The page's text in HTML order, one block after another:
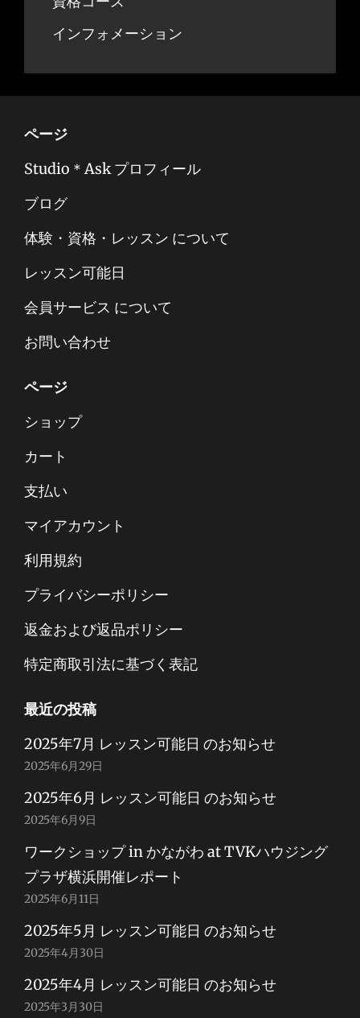
インフォメーション
ページ
Studio＊Ask プロフィール
ブログ
体験・資格・レッスン について
レッスン可能日
会員サービス について
お問い合わせ
ページ
ショップ
カート
支払い
マイアカウント
利用規約
プライバシーポリシー
返金および返品ポリシー
特定商取引法に基づく表記
最近の投稿
2025年7月 レッスン可能日 のお知らせ
2025年6月29日
2025年6月 レッスン可能日 のお知らせ
2025年6月9日
ワークショップ in かながわ at TVKハウジング
プラザ横浜開催レポート
2025年6月11日
2025年5月 レッスン可能日 のお知らせ
2025年4月30日
2025年4月 レッスン可能日 のお知らせ
2025年3月30日